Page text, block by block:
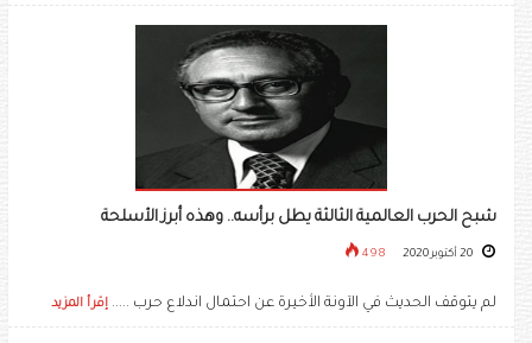
شبح الحرب العالمية الثالثة يطل برأسه.. وهذه أبرز الأسلحة
498
لم يتوقف الحديث في الآونة الأخيرة عن احتمال اندلاع حرب ..... إقرأ المزيد